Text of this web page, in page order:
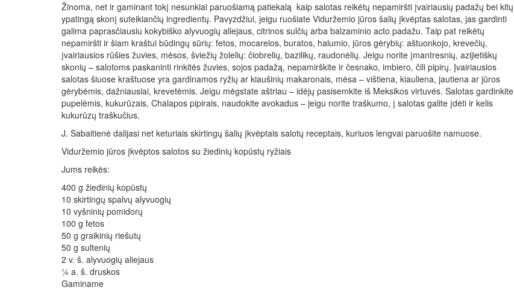
Žinoma, net ir gaminant tokį nesunkiai paruošiamą patiekalą kaip salotas reikėtų nepamiršti įvairiausių padažų bei kitų
ypatingą skonį suteikiančių ingredientų. Pavyzdžiui, jeigu ruošiate Viduržemio jūros šalių įkvėptas salotas, jas gardinti
galima paprasčiausiu kokybiško alyvuogių aliejaus, citrinos sulčių arba balzaminio acto padažu. Taip pat reikėtų
nepamiršti ir šiam kraštui būdingų sūrių: fetos, mocarelos, buratos, halumio, jūros gėrybių: aštuonkojo, krevečių,
įvairiausios rūšies žuvies, mėsos, šviežių žolelių: čiobrelių, bazilikų, raudonėlių. Jeigu norite įmantresnių, azijietiškų
skonių – salotoms paskaninti rinkitės žuvies, sojos padažą, nepamirškite ir česnako, imbiero, čili pipirų. Įvairiausios
salotas šiuose kraštuose yra gardinamos ryžių ar kiaušinių makaronais, mėsa – vištiena, kiauliena, jautiena ar jūros
gėrybėmis, dažniausiai, krevetėmis. Jeigu mėgstate aštriau – idėjų pasisemkite iš Meksikos virtuvės. Salotas gardinkite
pupelėmis, kukurūzais, Chalapos pipirais, naudokite avokadus – jeigu norite traškumo, į salotas galite įdėti ir kelis
kukurūzų traškučius.
J. Sabaitienė dalijasi net keturiais skirtingų šalių įkvėptais salotų receptais, kuriuos lengvai paruošite namuose.
Viduržemio jūros įkvėptos salotos su žiedinių kopūstų ryžiais
Jums reikės:
400 g žiedinių kopūstų
10 skirtingų spalvų alyvuogių
10 vyšninių pomidorų
100 g fetos
50 g graikinių riešutų
50 g sultenių
2 v. š. alyvuogių aliejaus
¼ a. š. druskos
Gaminame